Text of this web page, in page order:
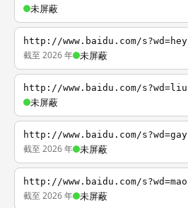
未屏蔽
http://www.baidu.com/s?wd=hey
截至 2026 年 未屏蔽
http://www.baidu.com/s?wd=liu
未屏蔽
http://www.baidu.com/s?wd=gay
截至 2026 年 未屏蔽
http://www.baidu.com/s?wd=mao
截至 2026 年 未屏蔽